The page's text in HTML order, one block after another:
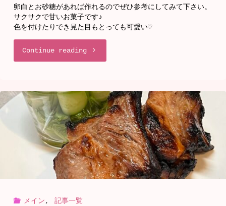
ド
雑
煮
で
年
を
彩
ろ
う！"
卵白とお砂糖があれば作れるのでぜひ参考にしてみて下さい。
サクサクで甘いお菓子です♪
色を付けたりでき見た目もとっても可愛い♡
Continue reading"卵
が
余
っ
た
時
メイン, 記事一覧